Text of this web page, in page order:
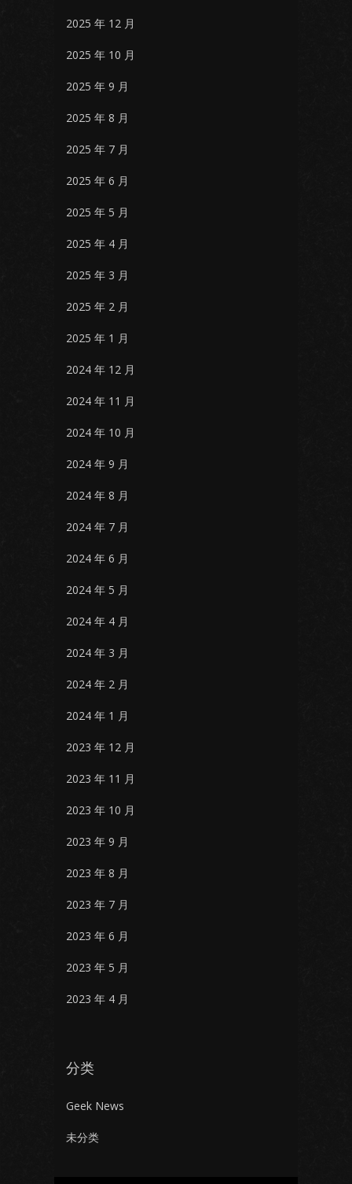
2025 年 12 月
2025 年 10 月
2025 年 9 月
2025 年 8 月
2025 年 7 月
2025 年 6 月
2025 年 5 月
2025 年 4 月
2025 年 3 月
2025 年 2 月
2025 年 1 月
2024 年 12 月
2024 年 11 月
2024 年 10 月
2024 年 9 月
2024 年 8 月
2024 年 7 月
2024 年 6 月
2024 年 5 月
2024 年 4 月
2024 年 3 月
2024 年 2 月
2024 年 1 月
2023 年 12 月
2023 年 11 月
2023 年 10 月
2023 年 9 月
2023 年 8 月
2023 年 7 月
2023 年 6 月
2023 年 5 月
2023 年 4 月
分类
Geek News
未分类